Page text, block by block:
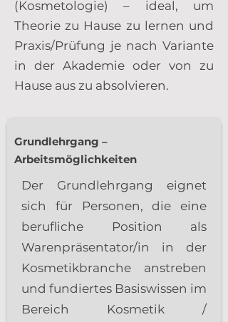
(Kosmetologie) – ideal, um
Theorie zu Hause zu lernen und
Praxis/Prüfung je nach Variante
in der Akademie oder von zu
Hause aus zu absolvieren.
Grundlehrgang –
Arbeitsmöglichkeiten
Der Grundlehrgang eignet
sich für Personen, die eine
berufliche Position als
Warenpräsentator/in in der
Kosmetikbranche anstreben
und fundiertes Basiswissen im
Bereich Kosmetik /